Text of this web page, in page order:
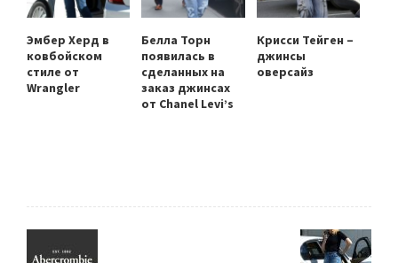
Эмбер Херд в
ковбойском
стиле от
Wrangler
Белла Торн
появилась в
сделанных на
заказ джинсах
от Chanel Levi’s
Крисси Тейген –
джинсы
оверсайз